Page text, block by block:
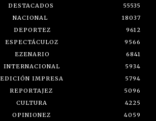
DESTACADOS
55535
NACIONAL
18037
DEPORTEZ
9612
ESPECTÁCULOZ
9566
EZENARIO
6841
INTERNACIONAL
5934
EDICIÓN IMPRESA
5794
REPORTAJEZ
5096
CULTURA
4225
OPINIONEZ
4059